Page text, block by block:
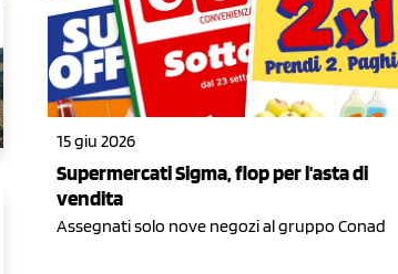
15 giu 2026
Supermercati Sigma, flop per l'asta di
vendita
Assegnati solo nove negozi al gruppo Conad